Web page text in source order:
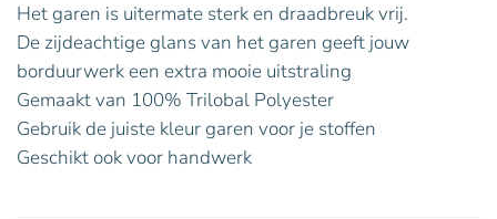
Het garen is uitermate sterk en draadbreuk vrij.
De zijdeachtige glans van het garen geeft jouw
borduurwerk een extra mooie uitstraling
Gemaakt van 100% Trilobal Polyester
Gebruik de juiste kleur garen voor je stoffen
Geschikt ook voor handwerk